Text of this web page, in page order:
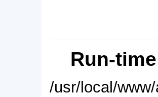
Run-
/usr/local/